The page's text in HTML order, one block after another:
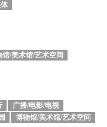
馆/美术馆/艺术空间
广播/电影/电视
博物馆/美术馆/艺术空间